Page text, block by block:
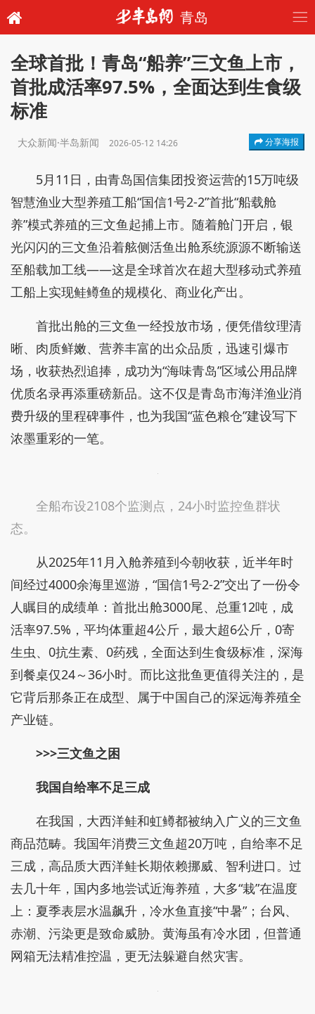
青岛
全球首批！青岛“船养”三文鱼上市，
首批成活率97.5%，全面达到生食级
标准
大众新闻·半岛新闻 2026-05-12 14:26 分享海报
5月11日，由青岛国信集团投资运营的15万吨级
智慧渔业大型养殖工船“国信1号2-2”首批“船载舱
养”模式养殖的三文鱼起捕上市。随着舱门开启，银
光闪闪的三文鱼沿着舷侧活鱼出舱系统源源不断输送
至船载加工线——这是全球首次在超大型移动式养殖
工船上实现鲑鳟鱼的规模化、商业化产出。
首批出舱的三文鱼一经投放市场，便凭借纹理清
晰、肉质鲜嫩、营养丰富的出众品质，迅速引爆市
场，收获热烈追捧，成功为“海味青岛”区域公用品牌
优质名录再添重磅新品。这不仅是青岛市海洋渔业消
费升级的里程碑事件，也为我国“蓝色粮仓”建设写下
浓墨重彩的一笔。
全船布设2108个监测点，24小时监控鱼群状
态。
从2025年11月入舱养殖到今朝收获，近半年时
间经过4000余海里巡游，“国信1号2-2”交出了一份令
人瞩目的成绩单：首批出舱3000尾、总重12吨，成
活率97.5%，平均体重超4公斤，最大超6公斤，0寄
生虫、0抗生素、0药残，全面达到生食级标准，深海
到餐桌仅24～36小时。而比这批鱼更值得关注的，是
它背后那条正在成型、属于中国自己的深远海养殖全
产业链。
>>>三文鱼之困
我国自给率不足三成
在我国，大西洋鲑和虹鳟都被纳入广义的三文鱼
商品范畴。我国年消费三文鱼超20万吨，自给率不足
三成，高品质大西洋鲑长期依赖挪威、智利进口。过
去几十年，国内多地尝试近海养殖，大多“栽”在温度
上：夏季表层水温飙升，冷水鱼直接“中暑”；台风、
赤潮、污染更是致命威胁。黄海虽有冷水团，但普通
网箱无法精准控温，更无法躲避自然灾害。